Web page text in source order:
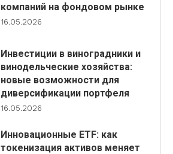
компаний на фондовом рынке
16.05.2026
Инвестиции в виноградники и
винодельческие хозяйства:
новые возможности для
диверсификации портфеля
16.05.2026
Инновационные ETF: как
токенизация активов меняет